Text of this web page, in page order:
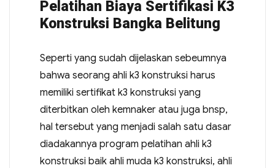
Pelatihan Biaya Sertifikasi K3
Konstruksi Bangka Belitung
Seperti yang sudah dijelaskan sebeumnya
bahwa seorang ahli k3 konstruksi harus
memiliki sertifikat k3 konstruksi yang
diterbitkan oleh kemnaker atau juga bnsp,
hal tersebut yang menjadi salah satu dasar
diadakannya program pelatihan ahli k3
konstruksi baik ahli muda k3 konstruksi, ahli